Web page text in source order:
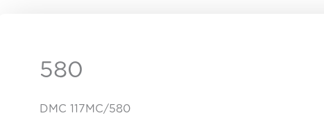
580
DMC 117MC/580